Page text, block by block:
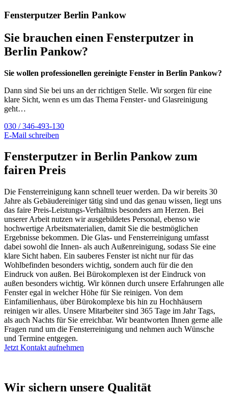
Fensterputzer Berlin Pankow
Sie brauchen einen Fensterputzer in
Berlin Pankow?
Sie wollen professionellen gereinigte Fenster in Berlin Pankow?
Dann sind Sie bei uns an der richtigen Stelle. Wir sorgen für eine
klare Sicht, wenn es um das Thema Fenster- und Glasreinigung
geht…
030 / 346-493-130
E-Mail schreiben
Fensterputzer in Berlin Pankow zum
fairen Preis
Die Fensterreinigung kann schnell teuer werden. Da wir bereits 30
Jahre als Gebäudereiniger tätig sind und das genau wissen, liegt uns
das faire Preis-Leistungs-Verhältnis besonders am Herzen. Bei
unserer Arbeit nutzen wir ausgebildetes Personal, ebenso wie
hochwertige Arbeitsmaterialien, damit Sie die bestmöglichen
Ergebnisse bekommen. Die Glas- und Fensterreinigung umfasst
dabei sowohl die Innen- als auch Außenreinigung, sodass Sie eine
klare Sicht haben. Ein sauberes Fenster ist nicht nur für das
Wohlbefinden besonders wichtig, sondern auch für die den
Eindruck von außen. Bei Bürokomplexen ist der Eindruck von
außen besonders wichtig. Wir können durch unsere Erfahrungen alle
Fenster egal in welcher Höhe für Sie reinigen. Von dem
Einfamilienhaus, über Bürokomplexe bis hin zu Hochhäusern
reinigen wir alles. Unsere Mitarbeiter sind 365 Tage im Jahr Tags,
als auch Nachts für Sie erreichbar. Wir beantworten Ihnen gerne alle
Fragen rund um die Fensterreinigung und nehmen auch Wünsche
und Termine entgegen.
Jetzt Kontakt aufnehmen
Wir sichern unsere Qualität